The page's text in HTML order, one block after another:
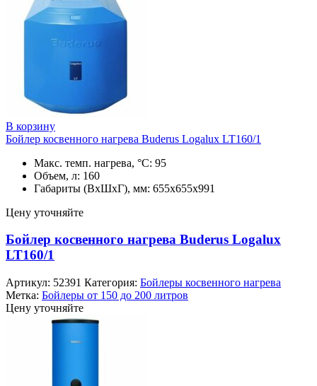
В корзину
Бойлер косвенного нагрева Buderus Logalux LT160/1
Макс. темп. нагрева, °С: 95
Объем, л: 160
Габариты (ВхШхГ), мм: 655х655х991
Цену уточняйте
Бойлер косвенного нагрева Buderus Logalux
LT160/1
Артикул: 52391 Категория: Бойлеры косвенного нагрева
Метка: Бойлеры от 150 до 200 литров
Цену уточняйте